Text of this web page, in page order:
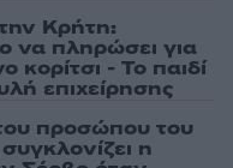
Κρήτη:
να πληρώσει για
κορίτσι - Το παιδί
επιχείρησης
προσώπου του
η